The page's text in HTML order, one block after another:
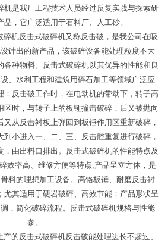
机是我厂工程技术人员经过反复实践与探索研
，它广泛适用于石料厂、人工砂。
机反击式破碎机又称反击破，是我公司在吸
计出的新产品，该破碎设备能处理粒度不大
各种物料。反击式破碎机以其优异的性能和良
、水利工程和建筑用碎石加工等领域广泛应
：反击破工作时，在电动机的带动下，转子高
区时，与转子上的板锤撞击破碎，后又被抛向
从反击衬板上弹回到板锤作用区重新破碎，
小进入一、二、三、反击腔重复进行破碎，
，由出料口排出。反击式破碎机的性能特点及
效率高、维修方便等特点,产品呈立方体，是
料的理想加工设备。高铬板锤、耐磨反击衬
尤其适用于硬岩破碎、高效节能；产品形状呈
，简化破碎流程。反击式破碎机规格与性能
参。
的反击式破碎机反击破能处理边长不超过、